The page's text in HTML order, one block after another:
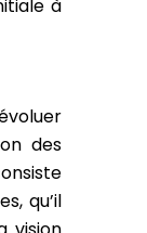
à
des
qu’il